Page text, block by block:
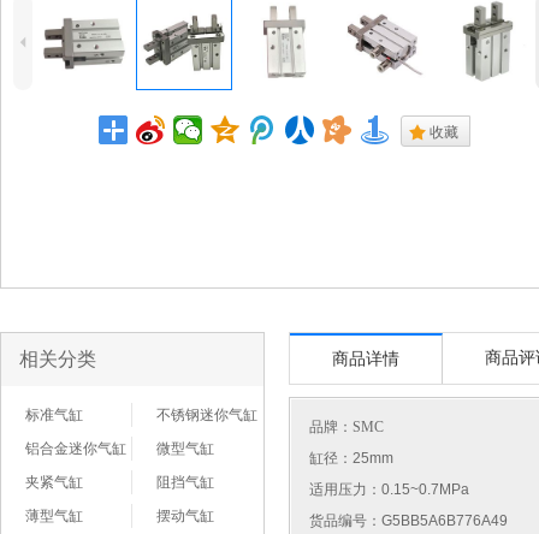
4
. 收藏
相关分类
标准气缸
不锈钢迷你气缸
铝合金迷你气缸
微型气缸
夹紧气缸
阻挡气缸
薄型气缸
摆动气缸
商品详情 商品评
品牌： SMC
缸径：25mm
适用压力：0.15~0.7MPa
货品编号：G5BB5A6B776A49